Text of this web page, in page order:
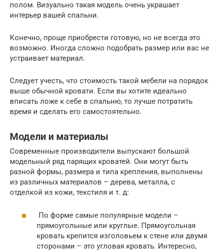
полом. Визуально такая модель очень украшает
интерьер вашей спальни.
Конечно, проще приобрести готовую, но не всегда это
возможно. Иногда сложно подобрать размер или вас не
устраивает материал.
Следует учесть, что стоимость такой мебели на порядок
выше обычной кровати. Если вы хотите идеально
вписать ложе к себе в спальню, то лучше потратить
время и сделать его самостоятельно.
Модели и материалы
Современные производители выпускают большой
модельный ряд парящих кроватей. Они могут быть
разной формы, размера и типа крепления, выполнены
из различных материалов – дерева, металла, с
отделкой из кожи, текстиля и т. д:
По форме самые популярные модели –
прямоугольные или круглые. Прямоугольная
кровать крепится изголовьем к стене или двумя
сторонами – это угловая кровать. Интересно,